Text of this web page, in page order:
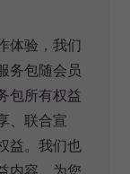
体验，我们
务包随会员
包所有权益
、联合宣
益。我们也